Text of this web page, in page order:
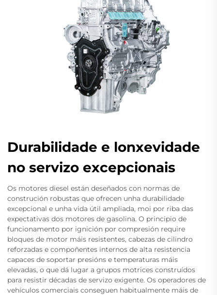
Durabilidade e lonxevidade
no servizo excepcionais
Os motores diesel están deseñados con normas de
construción robustas que ofrecen unha durabilidade
excepcional e unha vida útil ampliada, moi por riba das
expectativas dos motores de gasolina. O principio de
funcionamento por ignición por compresión require
bloques de motor máis resistentes, cabezas de cilindro
reforzadas e compoñentes internos de alta resistencia
capaces de soportar presións e temperaturas máis
elevadas, o que dá lugar a grupos motrices construídos
para resistir décadas de servizo exigente. Os operadores de
vehículos comerciais conseguen habitualmente máis de